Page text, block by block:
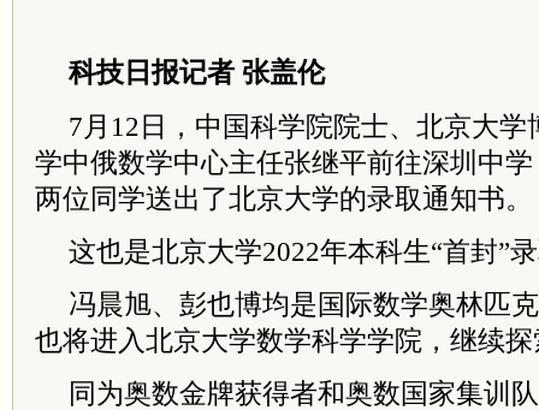
科技日报记者 张盖伦
7月12日，中国科学院院士、北京大学
学中俄数学中心主任张继平前往深圳中
两位同学送出了北京大学的录取通知书。
这也是北京大学2022年本科生“首封”
冯晨旭、彭也博均是国际数学奥林匹
也将进入北京大学数学科学学院，继续
同为奥数金牌获得者和奥数国家集训